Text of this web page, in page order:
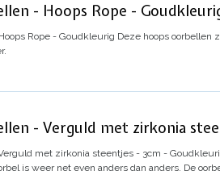
- Hoops Rope -
Rope - Goudkleurig Deze hoops oorbellen
- Verguld met zirkonia
met zirkonia steentjes - 3cm -
is weer net even anders dan anders. De